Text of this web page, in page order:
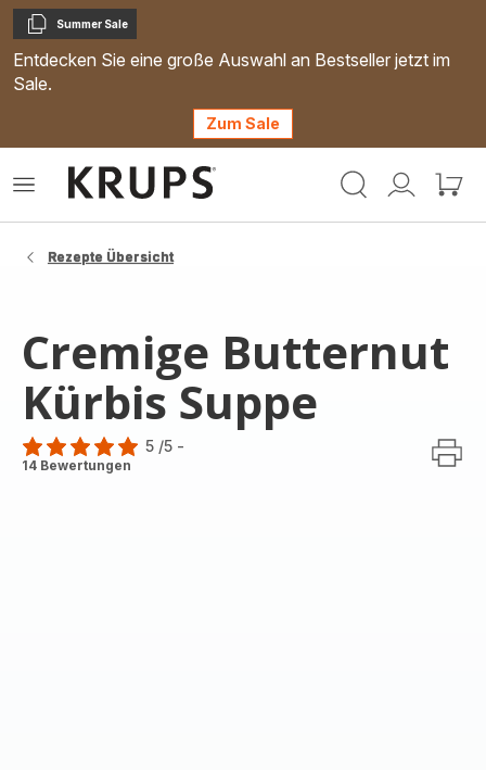
Kopieren
Summer Sale
Entdecken Sie eine große Auswahl an Bestseller jetzt im
Sale.
Zum Sale
Mein
Mein
Das
Rezepte Übersicht
Cremige Butternut
Kürbis Suppe
Bewertung
5 /5 -
14 Bewertungen